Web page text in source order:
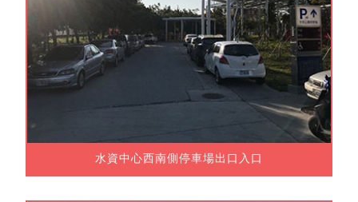
水資中心西南側停車場出口入口